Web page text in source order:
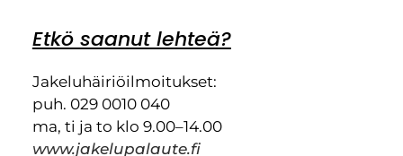
Etkö saanut lehteä?
Jakeluhäiriöilmoitukset:
puh. 029 0010 040
ma, ti ja to klo 9.00–14.00
www.jakelupalaute.fi